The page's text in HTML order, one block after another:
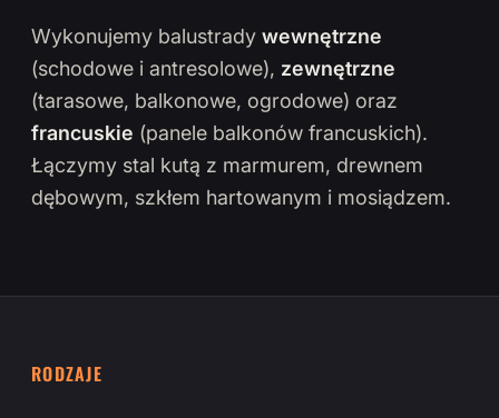
Wykonujemy balustrady wewnętrzne
(schodowe i antresolowe), zewnętrzne
(tarasowe, balkonowe, ogrodowe) oraz
francuskie (panele balkonów francuskich).
Łączymy stal kutą z marmurem, drewnem
dębowym, szkłem hartowanym i mosiądzem.
RODZAJE